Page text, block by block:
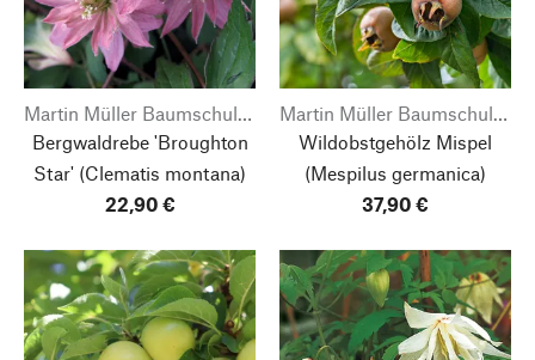
Martin Müller Baumschulen
Bergwaldrebe 'Broughton
Star' (Clematis montana)
22,90 €
Martin Müller Baumschulen
Wildobstgehölz Mispel
(Mespilus germanica)
37,90 €